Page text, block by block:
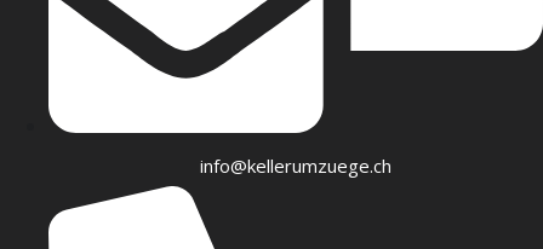
info@kellerumzuege.ch